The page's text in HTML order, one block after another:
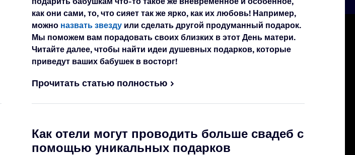
как они сами, то, что сияет так же ярко, как их любовь! Например,
можно назвать звезду или сделать другой продуманный подарок.
Мы поможем вам порадовать своих близких в этот День матери.
Читайте далее, чтобы найти идеи душевных подарков, которые
приведут ваших бабушек в восторг!
Прочитать статью полностью
Как отели могут проводить больше свадеб с
помощью уникальных подарков